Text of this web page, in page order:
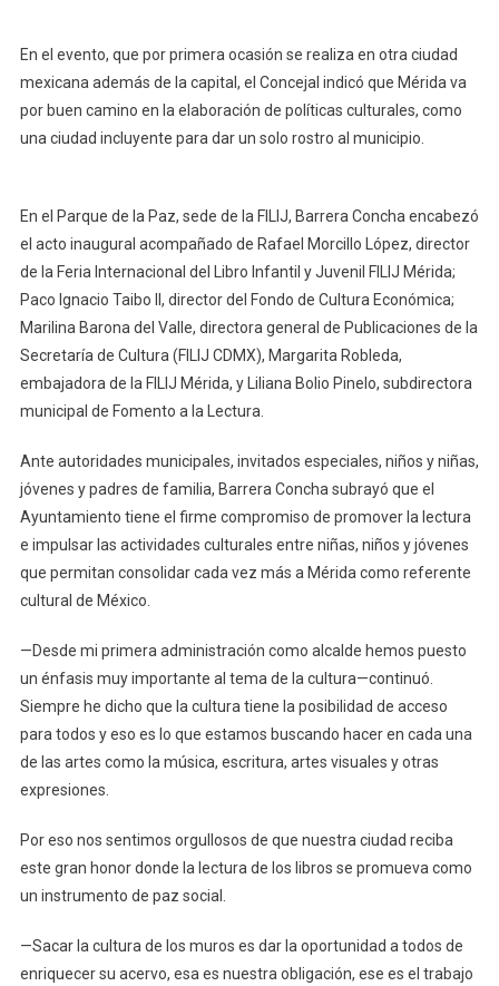
Un
Referente
En el evento, que por primera ocasión se realiza en otra ciudad
mexicana además de la capital, el Concejal indicó que Mérida va
por buen camino en la elaboración de políticas culturales, como
una ciudad incluyente para dar un solo rostro al municipio.
En el Parque de la Paz, sede de la FILIJ, Barrera Concha encabezó
el acto inaugural acompañado de Rafael Morcillo López, director
de la Feria Internacional del Libro Infantil y Juvenil FILIJ Mérida;
Paco Ignacio Taibo II, director del Fondo de Cultura Económica;
Marilina Barona del Valle, directora general de Publicaciones de la
Secretaría de Cultura (FILIJ CDMX), Margarita Robleda,
embajadora de la FILIJ Mérida, y Liliana Bolio Pinelo, subdirectora
municipal de Fomento a la Lectura.
Ante autoridades municipales, invitados especiales, niños y niñas,
jóvenes y padres de familia, Barrera Concha subrayó que el
Ayuntamiento tiene el firme compromiso de promover la lectura
e impulsar las actividades culturales entre niñas, niños y jóvenes
que permitan consolidar cada vez más a Mérida como referente
cultural de México.
—Desde mi primera administración como alcalde hemos puesto
un énfasis muy importante al tema de la cultura—continuó.
Siempre he dicho que la cultura tiene la posibilidad de acceso
para todos y eso es lo que estamos buscando hacer en cada una
de las artes como la música, escritura, artes visuales y otras
expresiones.
Por eso nos sentimos orgullosos de que nuestra ciudad reciba
este gran honor donde la lectura de los libros se promueva como
un instrumento de paz social.
—Sacar la cultura de los muros es dar la oportunidad a todos de
enriquecer su acervo, esa es nuestra obligación, ese es el trabajo